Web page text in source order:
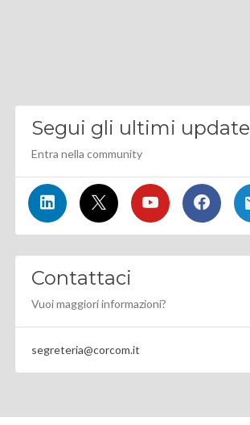
Segui gli ultimi update
Entra nella community
Contattaci
Vuoi maggiori informazioni?
segreteria@corcom.it